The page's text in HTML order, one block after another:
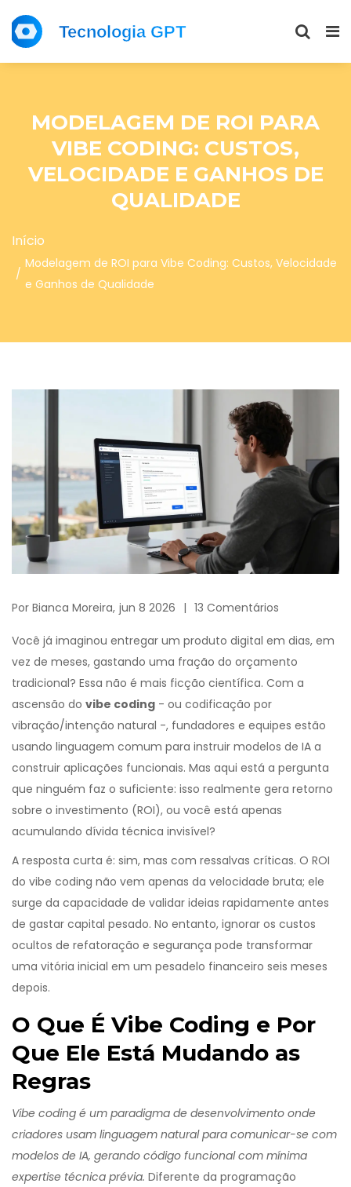
MODELAGEM DE ROI PARA
VIBE CODING: CUSTOS,
VELOCIDADE E GANHOS DE
QUALIDADE
Início
Modelagem de ROI para Vibe Coding: Custos, Velocidade
e Ganhos de Qualidade
Por Bianca Moreira, jun 8 2026 13 Comentários
Você já imaginou entregar um produto digital em dias, em
vez de meses, gastando uma fração do orçamento
tradicional? Essa não é mais ficção científica. Com a
ascensão do vibe coding - ou codificação por
vibração/intenção natural -, fundadores e equipes estão
usando linguagem comum para instruir modelos de IA a
construir aplicações funcionais. Mas aqui está a pergunta
que ninguém faz o suficiente: isso realmente gera retorno
sobre o investimento (ROI), ou você está apenas
acumulando dívida técnica invisível?
A resposta curta é: sim, mas com ressalvas críticas. O ROI
do vibe coding não vem apenas da velocidade bruta; ele
surge da capacidade de validar ideias rapidamente antes
de gastar capital pesado. No entanto, ignorar os custos
ocultos de refatoração e segurança pode transformar
uma vitória inicial em um pesadelo financeiro seis meses
depois.
O Que É Vibe Coding e Por
Que Ele Está Mudando as
Regras
Vibe coding é um paradigma de desenvolvimento onde
criadores usam linguagem natural para comunicar-se com
modelos de IA, gerando código funcional com mínima
expertise técnica prévia. Diferente da programação